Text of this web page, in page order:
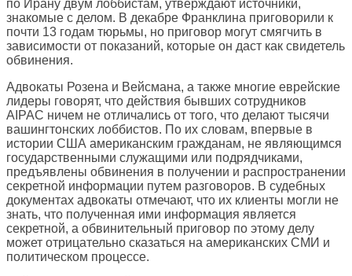
по Ирану двум лоббистам, утверждают источники,
знакомые с делом. В декабре Франклина приговорили к
почти 13 годам тюрьмы, но приговор могут смягчить в
зависимости от показаний, которые он даст как свидетель
обвинения.
Адвокаты Розена и Вейсмана, а также многие еврейские
лидеры говорят, что действия бывших сотрудников
AIPAC ничем не отличались от того, что делают тысячи
вашингтонских лоббистов. По их словам, впервые в
истории США американским гражданам, не являющимся
государственными служащими или подрядчиками,
предъявлены обвинения в получении и распространении
секретной информации путем разговоров. В судебных
документах адвокаты отмечают, что их клиенты могли не
знать, что полученная ими информация является
секретной, а обвинительный приговор по этому делу
может отрицательно сказаться на американских СМИ и
политическом процессе.